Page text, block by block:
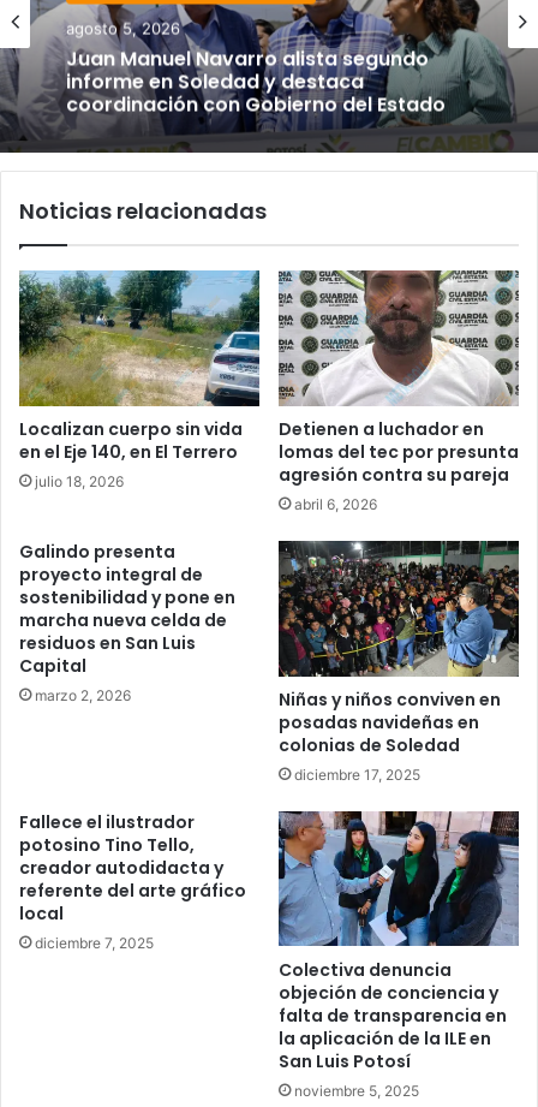
agosto 5, 2026
Juan Manuel Navarro alista segundo
informe en Soledad y destaca
coordinación con Gobierno del Estado
Noticias relacionadas
Localizan cuerpo sin vida
en el Eje 140, en El Terrero
julio 18, 2026
Detienen a luchador en
lomas del tec por presunta
agresión contra su pareja
abril 6, 2026
Galindo presenta
proyecto integral de
sostenibilidad y pone en
marcha nueva celda de
residuos en San Luis
Capital
marzo 2, 2026
Niñas y niños conviven en
posadas navideñas en
colonias de Soledad
diciembre 17, 2025
Fallece el ilustrador
potosino Tino Tello,
creador autodidacta y
referente del arte gráfico
local
diciembre 7, 2025
Colectiva denuncia
objeción de conciencia y
falta de transparencia en
la aplicación de la ILE en
San Luis Potosí
noviembre 5, 2025